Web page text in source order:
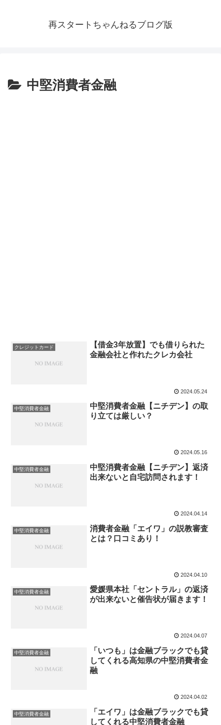
再スタートちゃんねるブログ版
中堅消費者金融
クレジットカード
【借金3年放置】でも借りられた
金融会社と作れたクレカ会社
2024.05.24
中堅消費者金融
中堅消費者金融【ニチデン】の取
り立ては厳しい？
2024.05.16
中堅消費者金融
中堅消費者金融【ニチデン】返済
出来ないと自宅訪問されます！
2024.04.14
中堅消費者金融
消費者金融「エイワ」の説教審査
とは？口コミあり！
2024.04.10
中堅消費者金融
愛媛県本社「セントラル」の返済
が出来ないと催告状が届きます！
2024.04.07
中堅消費者金融
「いつも」は金融ブラックでも貸
してくれる高知県の中堅消費者金
融
2024.04.02
中堅消費者金融
「エイワ」は金融ブラックでも貸
してくれる中堅消費者金融